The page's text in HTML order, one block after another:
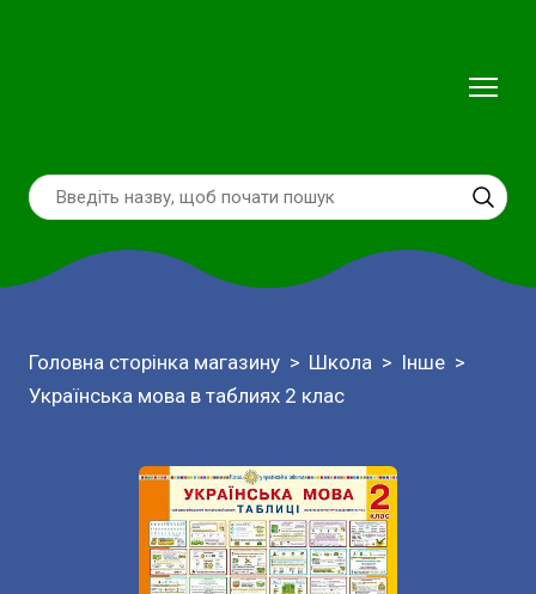
Головна сторінка магазину Школа
Інше
Українська мова в таблиях 2 клас